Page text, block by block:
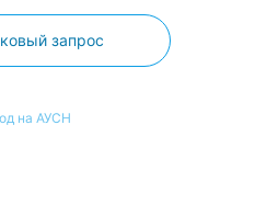
на АУСН